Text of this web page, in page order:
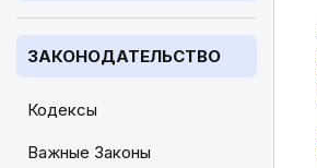
ЗАКОНОДАТЕЛЬСТВО
Кодексы
Важные Законы